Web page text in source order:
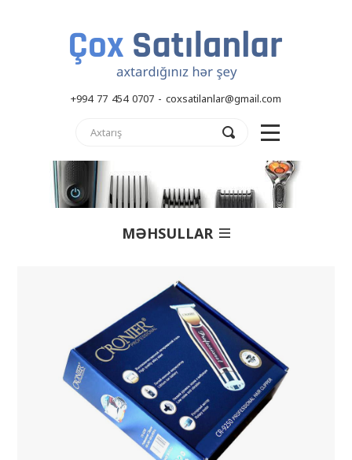
+994 77 454 0707 - coxsatilanlar@gmail.com
MƏHSULLAR